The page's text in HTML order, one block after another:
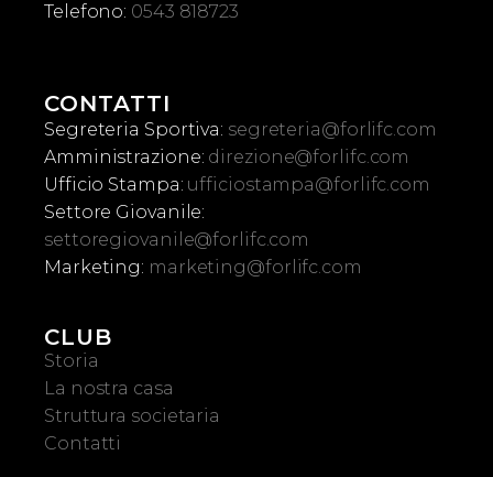
Telefono: 0543 818723
CONTATTI
Segreteria Sportiva: segreteria@forlifc.com
Amministrazione: direzione@forlifc.com
Ufficio Stampa: ufficiostampa@forlifc.com
Settore Giovanile:
settoregiovanile@forlifc.com
Marketing: marketing@forlifc.com
CLUB
Storia
La nostra casa
Struttura societaria
Contatti